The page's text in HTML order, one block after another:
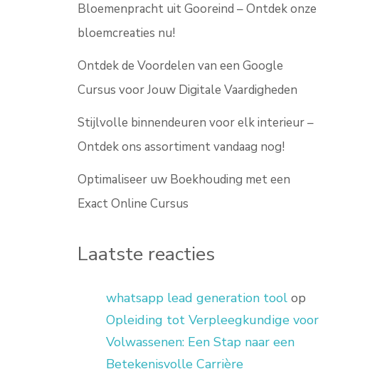
Bloemenpracht uit Gooreind – Ontdek onze
bloemcreaties nu!
Ontdek de Voordelen van een Google
Cursus voor Jouw Digitale Vaardigheden
Stijlvolle binnendeuren voor elk interieur –
Ontdek ons assortiment vandaag nog!
Optimaliseer uw Boekhouding met een
Exact Online Cursus
Laatste reacties
whatsapp lead generation tool op
Opleiding tot Verpleegkundige voor
Volwassenen: Een Stap naar een
Betekenisvolle Carrière